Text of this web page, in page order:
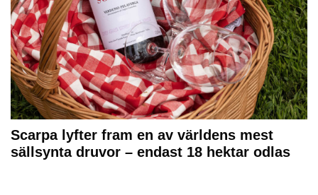
Scarpa lyfter fram en av världens mest
sällsynta druvor – endast 18 hektar odlas